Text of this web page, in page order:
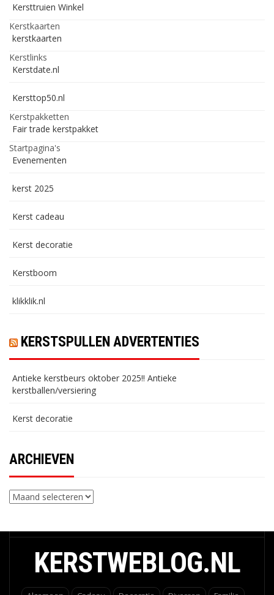
Kersttruien Winkel
Kerstkaarten
kerstkaarten
Kerstlinks
Kerstdate.nl
Kersttop50.nl
Kerstpakketten
Fair trade kerstpakket
Startpagina's
Evenementen
kerst 2025
Kerst cadeau
Kerst decoratie
Kerstboom
klikklik.nl
KERSTSPULLEN ADVERTENTIES
Antieke kerstbeurs oktober 2025!! Antieke
kerstballen/versiering
Kerst decoratie
ARCHIEVEN
Archieven
KERSTWEBLOG.NL